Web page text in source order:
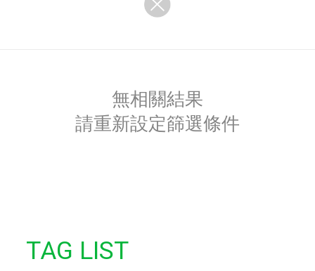
無相關結果
請重新設定篩選條件
TAG LIST